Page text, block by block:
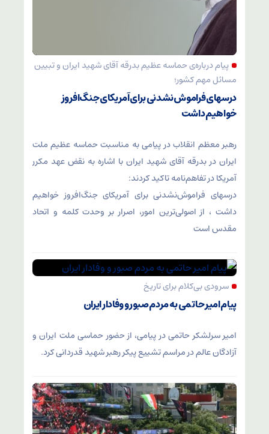
پیام درباره‌ی حماسه عظیم بدرقه آقای شهید ایران و تبیین
مسائل مهم کشور؛
درسهای فراموش‌نشدنی برای آمریکای جنگ‌افروز
خواهیم داشت
رهبر معظم انقلاب در پیامی به مناسبت حماسه عظیم ملت
ایران در بدرقه آقای شهید ایران با اشاره به نقض عهد مکرر
آمریکا در تفاهم‌نامه تاکید کردند:
درسهای فراموش‌نشدنی برای آمریکای جنگ‌افروز خواهیم
داشت ، از اصولی‌ترین امور، اصرار بر وحدت کلمه و اتحاد
مقدس است
سرودی بی‌کلام برای تاریخ
پیام امیر حاتمی به مردم صبور و وفادار ایران
امیر سرلشکر حاتمی در پیامی، از حضور حماسی ملت ایران و
آزادگان عالم در مراسم تشییع پیکر رهبر شهید قدردانی کرد.